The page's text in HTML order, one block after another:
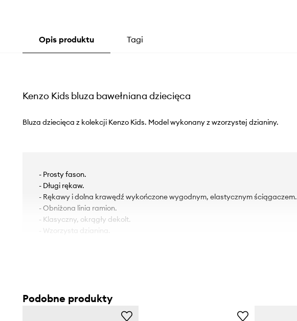
Opis produktu Tagi
Kenzo Kids bluza bawełniana dziecięca
Bluza dziecięca z kolekcji Kenzo Kids. Model wykonany z wzorzystej dzianiny.
- Prosty fason.
- Długi rękaw.
- Rękawy i dolna krawędź wykończone wygodnym, elastycznym ściągaczem.
- Obniżona linia ramion.
- Klasyczny, okrągły dekolt.
- Wzorzysta dzianina.
Podobne produkty